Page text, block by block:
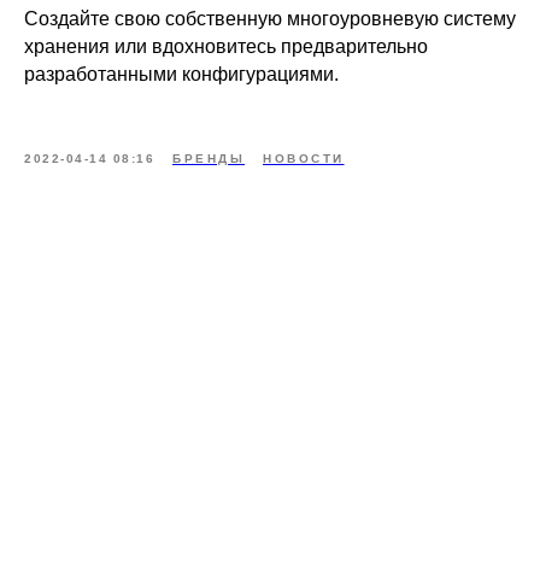
Создайте свою собственную многоуровневую систему
хранения или вдохновитесь предварительно
разработанными конфигурациями.
2022-04-14 08:16 БРЕНДЫ НОВОСТИ